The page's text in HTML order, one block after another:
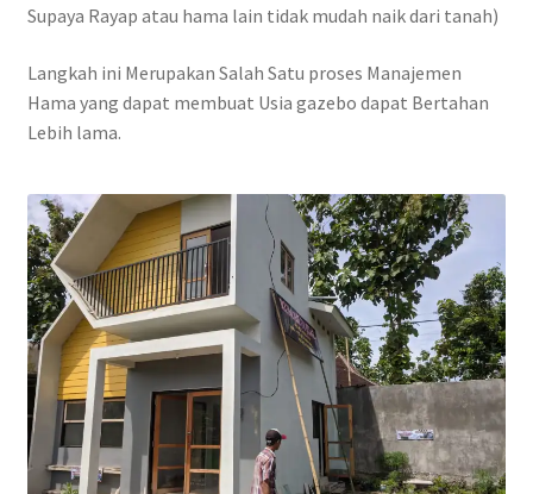
Supaya Rayap atau hama lain tidak mudah naik dari tanah)
Langkah ini Merupakan Salah Satu proses Manajemen
Hama yang dapat membuat Usia gazebo dapat Bertahan
Lebih lama.